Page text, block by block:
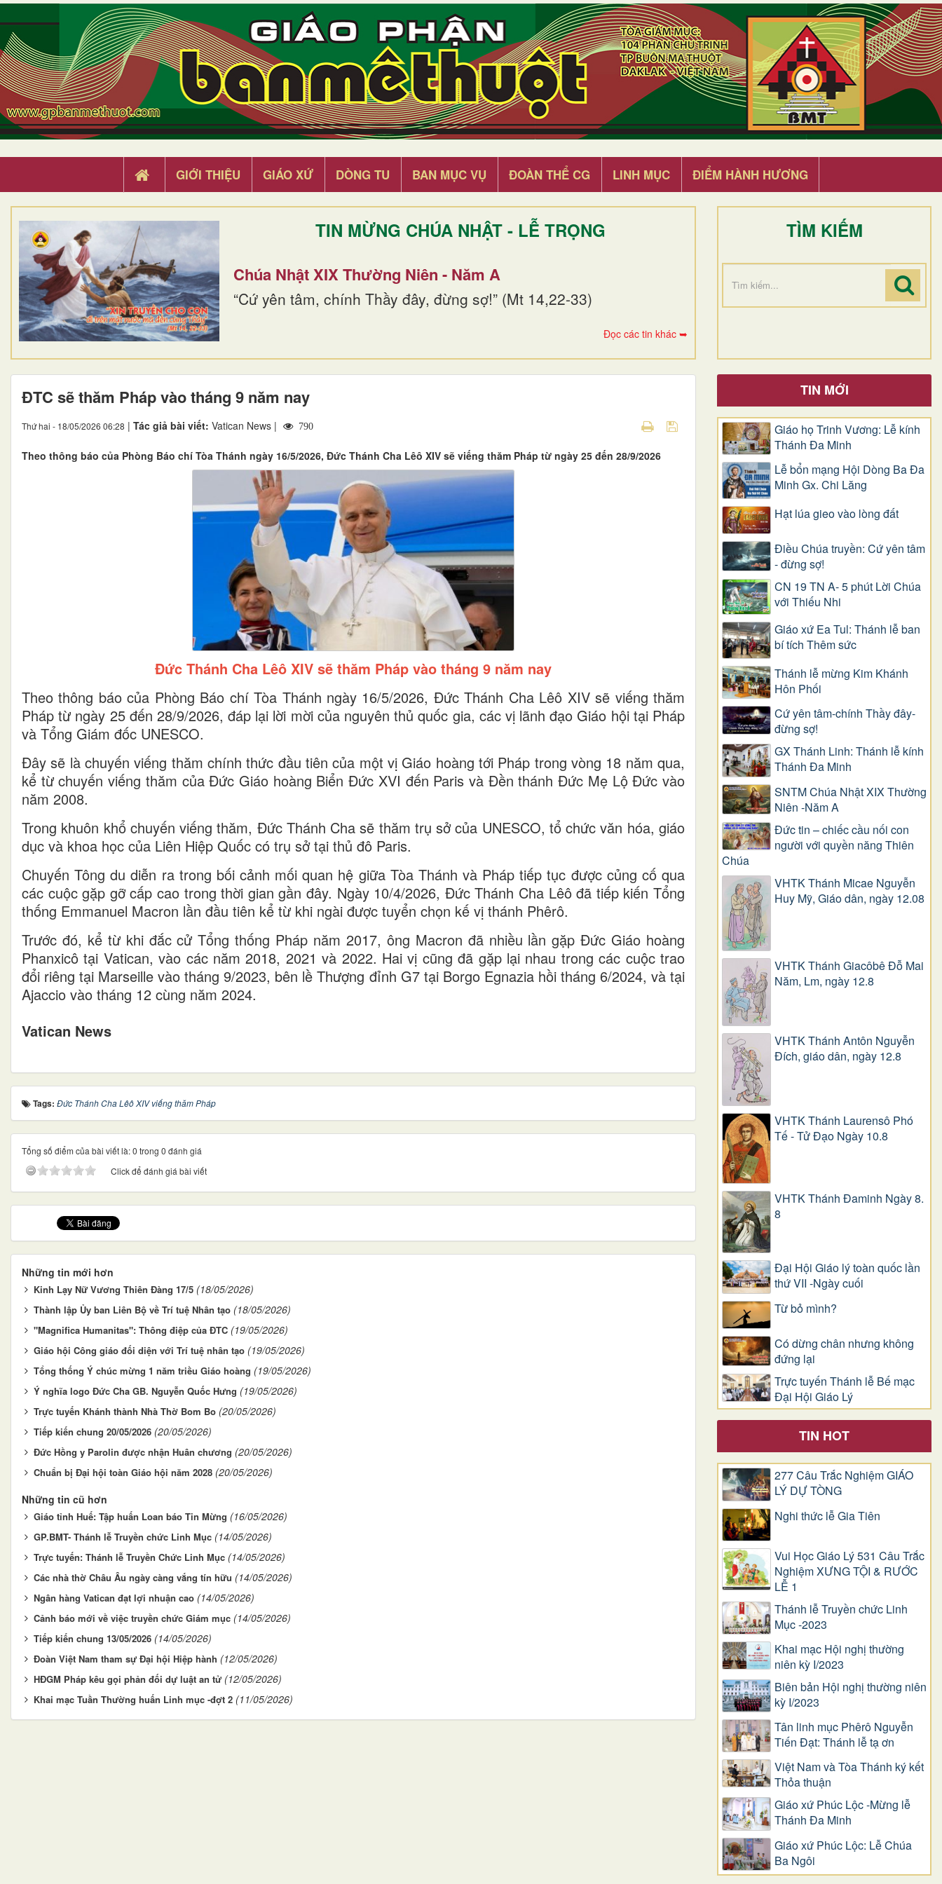
GIỚI THIỆU GIÁO XỨ DÒNG TU BAN MỤC VỤ ĐOÀN THỂ CG LINH MỤC ĐIỂM HÀNH HƯƠNG
TIN MỪNG CHÚA NHẬT - LỄ TRỌNG
Chúa Nhật XIX Thường Niên - Năm A
“Cứ yên tâm, chính Thầy đây, đừng sợ!” (Mt 14,22-33)
Đọc các tin khác ➥
TÌM KIẾM
ĐTC sẽ thăm Pháp vào tháng 9 năm nay
Thứ hai - 18/05/2026 06:28 | Tác giả bài viết: Vatican News | 790
Theo thông báo của Phòng Báo chí Tòa Thánh ngày 16/5/2026, Đức Thánh Cha Lêô XIV sẽ viếng thăm Pháp từ ngày 25 đến 28/9/2026
Đức Thánh Cha Lêô XIV sẽ thăm Pháp vào tháng 9 năm nay
Theo thông báo của Phòng Báo chí Tòa Thánh ngày 16/5/2026, Đức Thánh Cha Lêô XIV sẽ viếng thăm
Pháp từ ngày 25 đến 28/9/2026, đáp lại lời mời của nguyên thủ quốc gia, các vị lãnh đạo Giáo hội tại Pháp
và Tổng Giám đốc UNESCO.
Đây sẽ là chuyến viếng thăm chính thức đầu tiên của một vị Giáo hoàng tới Pháp trong vòng 18 năm qua,
kể từ chuyến viếng thăm của Đức Giáo hoàng Biển Đức XVI đến Paris và Đền thánh Đức Mẹ Lộ Đức vào
năm 2008.
Trong khuôn khổ chuyến viếng thăm, Đức Thánh Cha sẽ thăm trụ sở của UNESCO, tổ chức văn hóa, giáo
dục và khoa học của Liên Hiệp Quốc có trụ sở tại thủ đô Paris.
Chuyến Tông du diễn ra trong bối cảnh mối quan hệ giữa Tòa Thánh và Pháp tiếp tục được củng cố qua
các cuộc gặp gỡ cấp cao trong thời gian gần đây. Ngày 10/4/2026, Đức Thánh Cha Lêô đã tiếp kiến Tổng
thống Emmanuel Macron lần đầu tiên kể từ khi ngài được tuyển chọn kế vị thánh Phêrô.
Trước đó, kể từ khi đắc cử Tổng thống Pháp năm 2017, ông Macron đã nhiều lần gặp Đức Giáo hoàng
Phanxicô tại Vatican, vào các năm 2018, 2021 và 2022. Hai vị cũng đã gặp lại nhau trong các cuộc trao
đổi riêng tại Marseille vào tháng 9/2023, bên lề Thượng đỉnh G7 tại Borgo Egnazia hồi tháng 6/2024, và tại
Ajaccio vào tháng 12 cùng năm 2024.
Vatican News
Tags: Đức Thánh Cha Lêô XIV viếng thăm Pháp
Tổng số điểm của bài viết là: 0 trong 0 đánh giá
Click để đánh giá bài viết
Những tin mới hơn
Kinh Lạy Nữ Vương Thiên Đàng 17/5 (18/05/2026)
Thành lập Ủy ban Liên Bộ về Trí tuệ Nhân tạo (18/05/2026)
"Magnifica Humanitas": Thông điệp của ĐTC (19/05/2026)
Giáo hội Công giáo đối diện với Trí tuệ nhân tạo (19/05/2026)
Tổng thống Ý chúc mừng 1 năm triều Giáo hoàng (19/05/2026)
Ý nghĩa logo Đức Cha GB. Nguyễn Quốc Hưng (19/05/2026)
Trực tuyến Khánh thành Nhà Thờ Bom Bo (20/05/2026)
Tiếp kiến chung 20/05/2026 (20/05/2026)
Đức Hồng y Parolin được nhận Huân chương (20/05/2026)
Chuẩn bị Đại hội toàn Giáo hội năm 2028 (20/05/2026)
Những tin cũ hơn
Giáo tỉnh Huế: Tập huấn Loan báo Tin Mừng (16/05/2026)
GP.BMT- Thánh lễ Truyền chức Linh Mục (14/05/2026)
Trực tuyến: Thánh lễ Truyền Chức Linh Mục (14/05/2026)
Các nhà thờ Châu Âu ngày càng vắng tín hữu (14/05/2026)
Ngân hàng Vatican đạt lợi nhuận cao (14/05/2026)
Cảnh báo mới về việc truyền chức Giám mục (14/05/2026)
Tiếp kiến chung 13/05/2026 (14/05/2026)
Đoàn Việt Nam tham sự Đại hội Hiệp hành (12/05/2026)
HĐGM Pháp kêu gọi phản đối dự luật an tử (12/05/2026)
Khai mạc Tuần Thường huấn Linh mục -đợt 2 (11/05/2026)
TIN MỚI
Giáo họ Trinh Vương: Lễ kính
Thánh Đa Minh
Lễ bổn mạng Hội Dòng Ba Đa
Minh Gx. Chi Lăng
Hạt lúa gieo vào lòng đất
Điều Chúa truyền: Cứ yên tâm
- đừng sợ!
CN 19 TN A- 5 phút Lời Chúa
với Thiếu Nhi
Giáo xứ Ea Tul: Thánh lễ ban
bí tích Thêm sức
Thánh lễ mừng Kim Khánh
Hôn Phối
Cứ yên tâm-chính Thầy đây-
đừng sợ!
GX Thánh Linh: Thánh lễ kính
Thánh Đa Minh
SNTM Chúa Nhật XIX Thường
Niên -Năm A
Đức tin – chiếc cầu nối con
người với quyền năng Thiên
Chúa
VHTK Thánh Micae Nguyễn
Huy Mỹ, Giáo dân, ngày 12.08
VHTK Thánh Giacôbê Ðỗ Mai
Năm, Lm, ngày 12.8
VHTK Thánh Antôn Nguyễn
Ðích, giáo dân, ngày 12.8
VHTK Thánh Laurensô Phó
Tế - Tử Đạo Ngày 10.8
VHTK Thánh Đaminh Ngày 8.
8
Đại Hội Giáo lý toàn quốc lần
thứ VII -Ngày cuối
Từ bỏ mình?
Có dừng chân nhưng không
đứng lại
Trực tuyến Thánh lễ Bế mạc
Đại Hội Giáo Lý
TIN HOT
277 Câu Trắc Nghiệm GIÁO
LÝ DỰ TÒNG
Nghi thức lễ Gia Tiên
Vui Học Giáo Lý 531 Câu Trắc
Nghiệm XƯNG TỘI & RƯỚC
LỄ 1
Thánh lễ Truyền chức Linh
Mục -2023
Khai mạc Hội nghị thường
niên kỳ I/2023
Biên bản Hội nghị thường niên
kỳ I/2023
Tân linh mục Phêrô Nguyễn
Tiến Đạt: Thánh lễ tạ ơn
Việt Nam và Tòa Thánh ký kết
Thỏa thuận
Giáo xứ Phúc Lộc -Mừng lễ
Thánh Đa Minh
Giáo xứ Phúc Lộc: Lễ Chúa
Ba Ngôi